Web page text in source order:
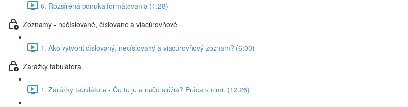
6. Rozšírená ponuka formátovania (1:28)
Zoznamy - nečíslované, číslované a viacúrovňové
1. Ako vytvoriť číslovaný, nečíslovaný a viacúrovňový zoznam? (6:00)
Zarážky tabulátora
1. Zarážky tabulátora - Čo to je a načo slúžia? Práca s nimi. (12:26)